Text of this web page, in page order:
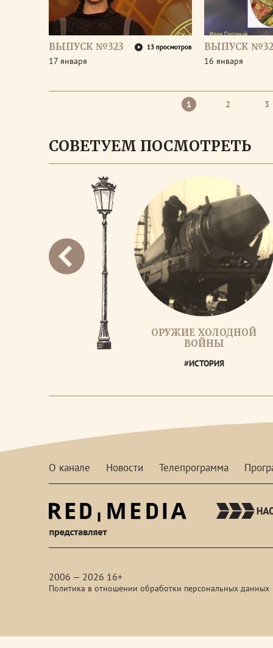
ВЫПУСК №323 13 просмотров
17 января
ВЫПУСК
16 января
1 2 3
СОВЕТУЕМ ПОСМОТРЕТЬ
ОРУЖИЕ ХОЛОДНОЙ
ВОЙНЫ
#ИСТОРИЯ
О канале Новости Телепрограмма
2006 — 2026 16+
Политика в отношении обработки персональных данных